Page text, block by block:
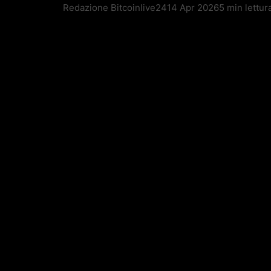
Redazione Bitcoinlive2414 Apr 20265 min